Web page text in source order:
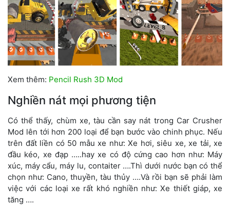
Xem thêm: Pencil Rush 3D Mod
Nghiền nát mọi phương tiện
Có thể thấy, chùm xe, tàu cần say nát trong Car Crusher
Mod lên tới hơn 200 loại để bạn bước vào chinh phục. Nếu
trên đất liền có 50 mẫu xe như: Xe hơi, siêu xe, xe tải, xe
đầu kéo, xe đạp …..hay xe có độ cứng cao hơn như: Máy
xúc, máy cẩu, máy lu, contaiter ….Thì dưới nước bạn có thể
chọn như: Cano, thuyền, tàu thủy ….Và rồi bạn sẽ phải làm
việc với các loại xe rất khó nghiền như: Xe thiết giáp, xe
tăng ….